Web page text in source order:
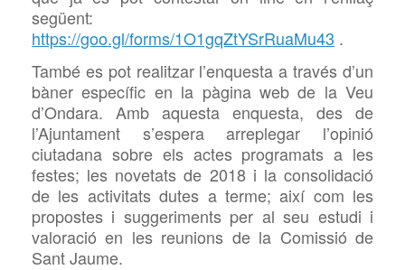
següent:
https://goo.gl/forms/1O1gqZtYSrRuaMu43 .
També es pot realitzar l’enquesta a través d’un
bàner específic en la pàgina web de la Veu
d’Ondara. Amb aquesta enquesta, des de
l’Ajuntament s’espera arreplegar l’opinió
ciutadana sobre els actes programats a les
festes; les novetats de 2018 i la consolidació
de les activitats dutes a terme; així com les
propostes i suggeriments per al seu estudi i
valoració en les reunions de la Comissió de
Sant Jaume.